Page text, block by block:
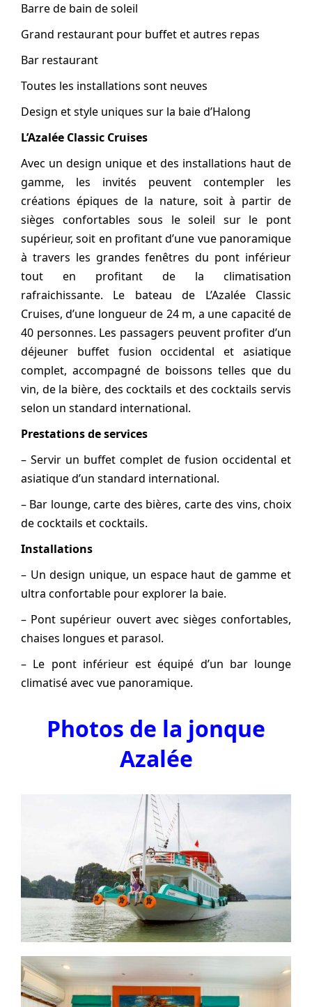
Barre de bain de soleil
Grand restaurant pour buffet et autres repas
Bar restaurant
Toutes les installations sont neuves
Design et style uniques sur la baie d’Halong
L’Azalée Classic Cruises
Avec un design unique et des installations haut de
gamme, les invités peuvent contempler les
créations épiques de la nature, soit à partir de
sièges confortables sous le soleil sur le pont
supérieur, soit en profitant d’une vue panoramique
à travers les grandes fenêtres du pont inférieur
tout en profitant de la climatisation
rafraichissante. Le bateau de L’Azalée Classic
Cruises, d’une longueur de 24 m, a une capacité de
40 personnes. Les passagers peuvent profiter d’un
déjeuner buffet fusion occidental et asiatique
complet, accompagné de boissons telles que du
vin, de la bière, des cocktails et des cocktails servis
selon un standard international.
Prestations de services
– Servir un buffet complet de fusion occidental et
asiatique d’un standard international.
– Bar lounge, carte des bières, carte des vins, choix
de cocktails et cocktails.
Installations
– Un design unique, un espace haut de gamme et
ultra confortable pour explorer la baie.
– Pont supérieur ouvert avec sièges confortables,
chaises longues et parasol.
– Le pont inférieur est équipé d’un bar lounge
climatisé avec vue panoramique.
Photos de la jonque
Azalée